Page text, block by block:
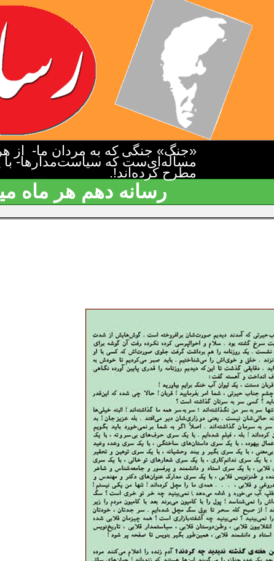
«جنگ» جنگی که به مردان ما-
مسأله‌ای‌ست که سیاست‌مدارها-
مطرح کرده‌اند!.
رسانه دهم هر ماه